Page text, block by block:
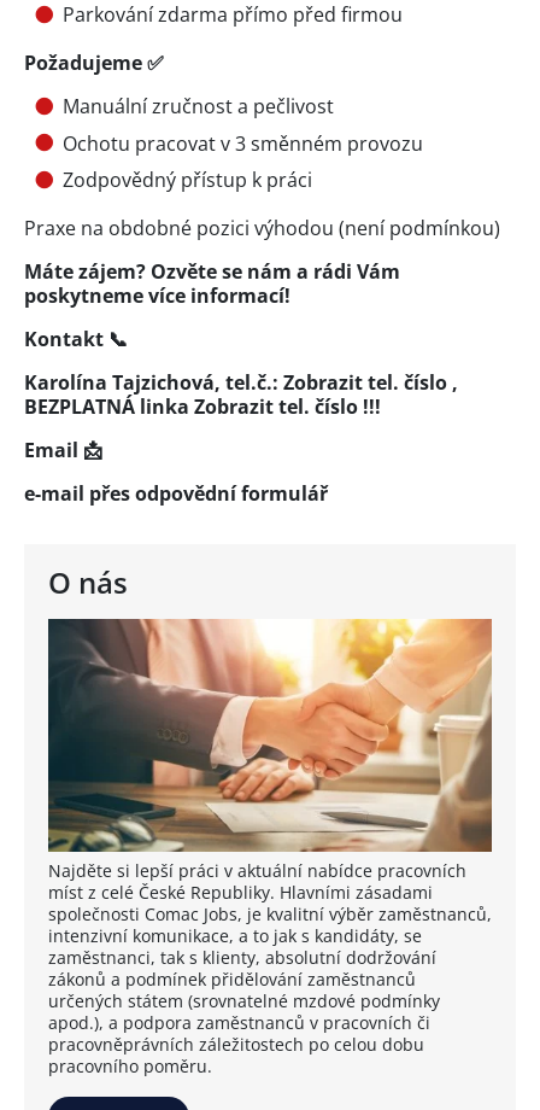
O nás
Najděte si lepší práci v aktuální nabídce pracovních
míst z celé České Republiky. Hlavními zásadami
společnosti Comac Jobs, je kvalitní výběr zaměstnanců,
intenzivní komunikace, a to jak s kandidáty, se
zaměstnanci, tak s klienty, absolutní dodržování
zákonů a podmínek přidělování zaměstnanců
určených státem (srovnatelné mzdové podmínky
apod.), a podpora zaměstnanců v pracovních či
pracovněprávních záležitostech po celou dobu
pracovního poměru.
Parkování zdarma přímo před firmou
Požadujeme ✅
Manuální zručnost a pečlivost
Ochotu pracovat v 3 směnném provozu
Zodpovědný přístup k práci
Praxe na obdobné pozici výhodou (není podmínkou)
Máte zájem? Ozvěte se nám a rádi Vám
poskytneme více informací!
Kontakt 📞
Karolína Tajzichová, tel.č.: Zobrazit tel. číslo ,
BEZPLATNÁ linka Zobrazit tel. číslo !!!
Email 📩
e-mail přesodpovědní formulář